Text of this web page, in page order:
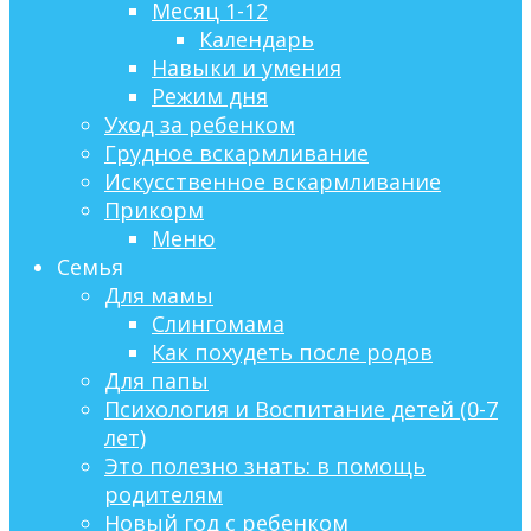
Месяц 1-12
Календарь
Навыки и умения
Режим дня
Уход за ребенком
Грудное вскармливание
Искусственное вскармливание
Прикорм
Меню
Семья
Для мамы
Слингомама
Как похудеть после родов
Для папы
Психология и Воспитание детей (0-7
лет)
Это полезно знать: в помощь
родителям
Новый год с ребенком